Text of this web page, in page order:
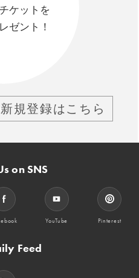
ケットを
ゼント！
規登録はこちら
on SNS
YouTube Pinterest
Feed